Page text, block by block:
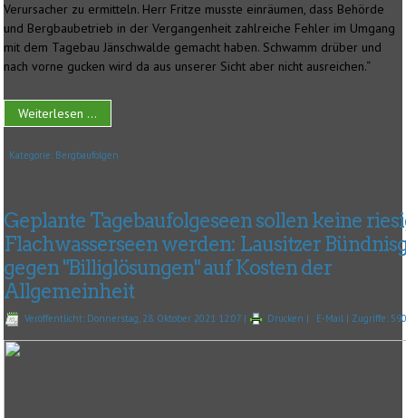
Verursacher zu ermitteln. Herr Fritze musste einräumen, dass Behörde
und Bergbaubetrieb in der Vergangenheit zahlreiche Fehler im Umgang
mit dem Tagebau Jänschwalde gemacht haben. Schwamm drüber und
nach vorne gucken wird da aus unserer Sicht aber nicht ausreichen.“
Weiterlesen ...
Kategorie: Bergbaufolgen
Geplante Tagebaufolgeseen sollen keine
Flachwasserseen werden: Lausitzer
gegen "Billiglösungen" auf Kosten der
Allgemeinheit
Veröffentlicht: Donnerstag, 28. Oktober 2021 12:07 | Drucken | E-Mail | Zugriffe: